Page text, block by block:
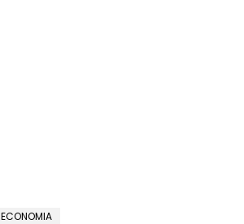
ECONOMIA